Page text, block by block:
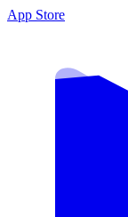
App Store